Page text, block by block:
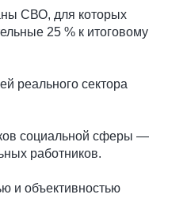
СВО, для которых
25 % к итоговому
реального сектора
социальной сферы —
работников.
и объективностью